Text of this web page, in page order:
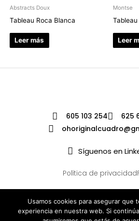
Abstracts Doux
Tableau Roca Blanca
Leer más
Montse
Leer
605 103 254
625
Síguenos en
Política de privacidad
Usamos cookies para asegurar que
experiencia en nuestra web. Si